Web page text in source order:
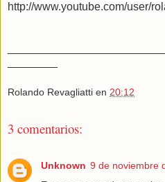
http://www.youtube.com/user/
Rolando Revagliatti en 20:12
3 comentarios:
Unknown 9 de noviembre